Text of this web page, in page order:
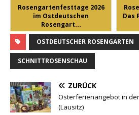
Rosengartenfesttage 2026
im Ostdeutschen
Rosengart...
Das
OSTDEUTSCHER ROSENGARTEN
SCHNITTROSENSCHAU
ZURÜCK
Osterferienangebot in
(Lausitz)